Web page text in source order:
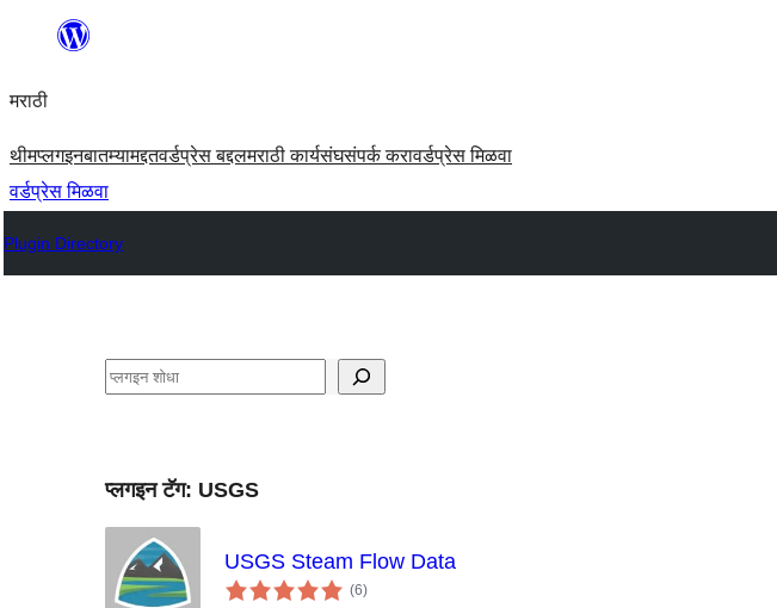
सामुग्रीवर
मराठी
थीमप्लगइनबातम्यामद्दतवर्डप्रेस बद्दलमराठी कार्यसंघसंपर्क करावर्डप्रेस मिळवा
वर्डप्रेस मिळवा
Plugin Directory
शोधा
प्लगइन टॅग: USGS
USGS Steam Flow Data
(6एकूण
मूल्यांकन
)